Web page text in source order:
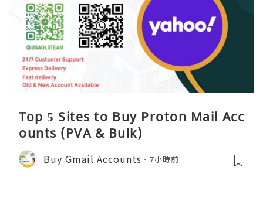
Top 5 Sites to Buy Proton Mail Acc
ounts (PVA & Bulk)
Buy Gmail Accounts 7小時前